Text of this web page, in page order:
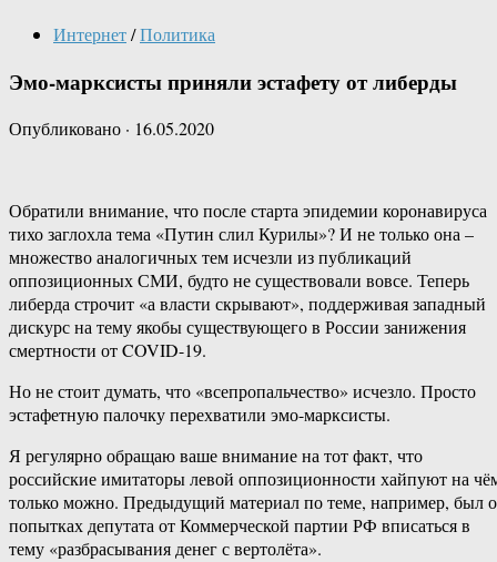
Интернет/Политика
Эмо-марксисты приняли эстафету от либерды
Опубликовано · 16.05.2020
Обратили внимание, что после старта эпидемии коронавируса
тихо заглохла тема «Путин слил Курилы»? И не только она –
множество аналогичных тем исчезли из публикаций
оппозиционных СМИ, будто не существовали вовсе. Теперь
либерда строчит «а власти скрывают», поддерживая западный
дискурс на тему якобы существующего в России занижения
смертности от COVID-19.
Но не стоит думать, что «всепропальчество» исчезло. Просто
эстафетную палочку перехватили эмо-марксисты.
Я регулярно обращаю ваше внимание на тот факт, что
российские имитаторы левой оппозиционности хайпуют на
только можно. Предыдущий материал по теме, например, был о
попытках депутата от Коммерческой партии РФ вписаться в
тему «разбрасывания денег с вертолёта».